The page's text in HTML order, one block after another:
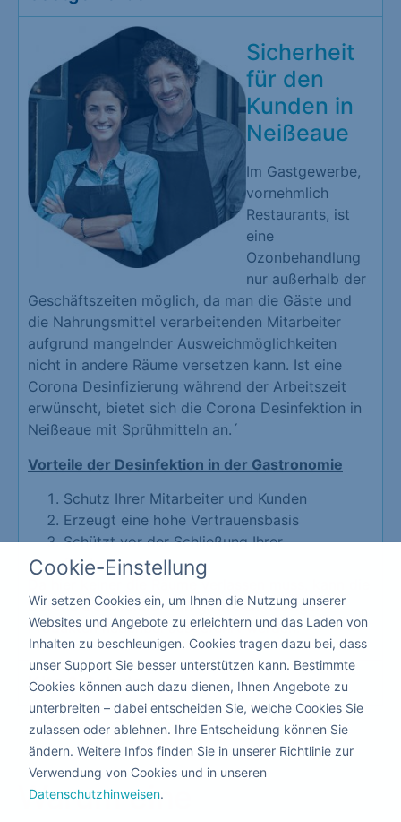
Sicherheit
für den
Kunden in
Neißeaue
Im Gastgewerbe,
vornehmlich
Restaurants, ist
eine
Ozonbehandlung
nur außerhalb der
Geschäftszeiten möglich, da man die Gäste und
die Nahrungsmittel verarbeitenden Mitarbeiter
aufgrund mangelnder Ausweichmöglichkeiten
nicht in andere Räume versetzen kann. Ist eine
Corona Desinfizierung während der Arbeitszeit
erwünscht, bietet sich die Corona Desinfektion in
Neißeaue mit Sprühmitteln an.´
Vorteile der Desinfektion in der Gastronomie
Schutz Ihrer Mitarbeiter und Kunden
Erzeugt eine hohe Vertrauensbasis
Schützt vor der Schließung Ihrer
Gastronomie
Da hier keiner die Räume verlassen muss, kann die
Corona Desinfektion mit giftfreien flüssigen
Produkten nebenbei ausgeführt werden.
Kita & Schule
Warum eine
Cookie-Einstellung
Wir setzen Cookies ein, um Ihnen die Nutzung unserer
Websites und Angebote zu erleichtern und das Laden von
Inhalten zu beschleunigen. Cookies tragen dazu bei, dass
unser Support Sie besser unterstützen kann. Bestimmte
Cookies können auch dazu dienen, Ihnen Angebote zu
unterbreiten – dabei entscheiden Sie, welche Cookies Sie
zulassen oder ablehnen. Ihre Entscheidung können Sie
ändern. Weitere Infos finden Sie in unserer Richtlinie zur
Verwendung von Cookies und in unseren
Datenschutzhinweisen.